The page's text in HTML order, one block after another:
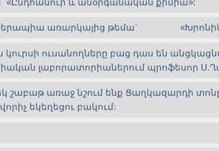
առարկայից թեմա`
կուրսի ուսանողները բաց դաս են
լաբորատորիաներում պրոֆեսոր
շաբաթ առաջ նշում ենք Ցաղկազարդի
եկեղեցու բակում: